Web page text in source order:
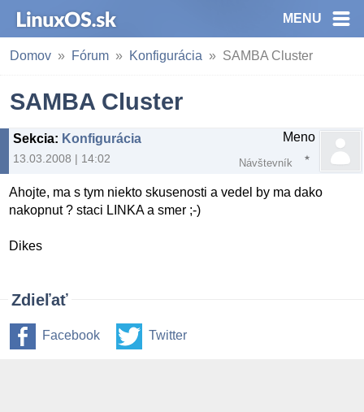
MENU
Domov Fórum Konfigurácia SAMBA Cluster
SAMBA Cluster
Sekcia: Konfigurácia
13.03.2008 | 14:02
Meno
Návštevník
Ahojte, ma s tym niekto skusenosti a vedel by ma dako
nakopnut ? staci LINKA a smer ;-)
Dikes
Zdieľať
Facebook Twitter